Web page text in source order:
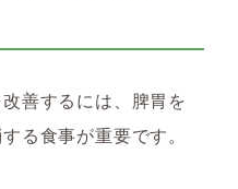
善するには、脾胃を
る食事が重要です。